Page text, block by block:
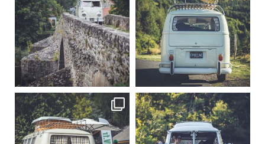
Sep 15
219
3
Sep 12
216
3
becombi becombi